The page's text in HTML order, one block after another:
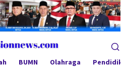
BUMN Olahraga